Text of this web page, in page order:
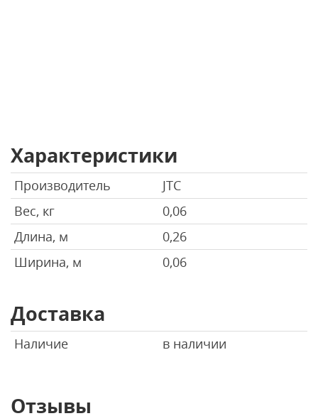
Характеристики
Производитель
JTC
Вес, кг
0,06
Длина, м
0,26
Ширина, м
0,06
Доставка
Наличие в наличии
Отзывы